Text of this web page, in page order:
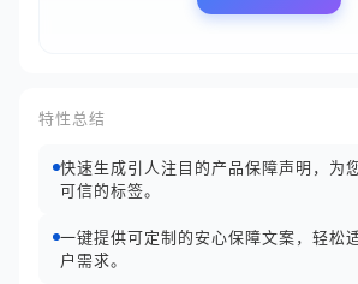
特性总结
快速生成引人注目的产品保障声明，为
可信的标签。
一键提供可定制的安心保障文案，轻松
户需求。